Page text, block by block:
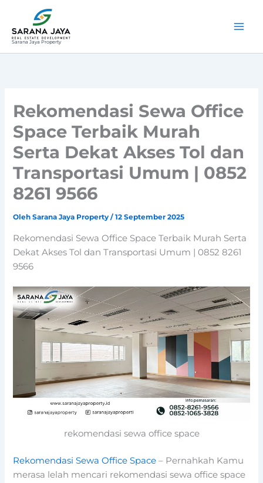
konten
Sarana Jaya Property
Rekomendasi Sewa Office
Space Terbaik Murah
Serta Dekat Akses Tol dan
Transportasi Umum | 0852
8261 9566
OlehSarana Jaya Property/12 September 2025
Rekomendasi Sewa Office Space Terbaik Murah Serta
Dekat Akses Tol dan Transportasi Umum | 0852 8261
9566
rekomendasi sewa office space
Rekomendasi Sewa Office Space – Pernahkah Kamu
merasa lelah mencari rekomendasi sewa office space